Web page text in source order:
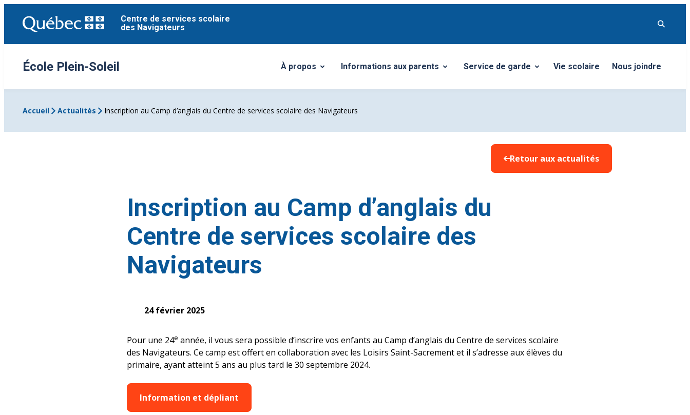
contenu
Centre de services scolaire
des Navigateurs
École Plein-Soleil À propos
Ouvrir/Fermer le sous-menuInformations aux parents
Ouvrir/Fermer le sous-menu Service de garde
Ouvrir/Fermer le sous-menuVie scolaire Nous joindre
Accueil Actualités Inscription au Camp d’anglais du Centre de services scolaire des Navigateurs
Retour aux actualités
Inscription au Camp d’anglais du
Centre de services scolaire des
Navigateurs
24 février 2025
Pour une 24e année, il vous sera possible d’inscrire vos enfants au Camp d’anglais du Centre de services scolaire
des Navigateurs. Ce camp est offert en collaboration avec les Loisirs Saint-Sacrement et il s’adresse aux élèves du
primaire, ayant atteint 5 ans au plus tard le 30 septembre 2024.
Information et dépliant